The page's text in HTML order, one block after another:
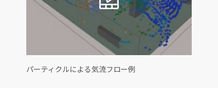
パーティクルによる気流フロー例